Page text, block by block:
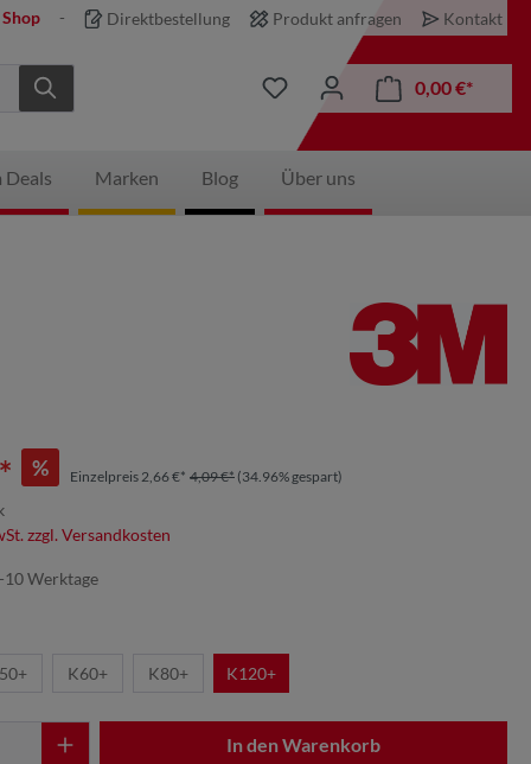
Direktbestellung Produkt anfragen Kontakt
0,00 €*
Deals Marken Blog Über uns
% Einzelpreis 2,66 €* 4,09 €* (34.96% gespart)
zzgl. Versandkosten
Werktage
K60+ K80+ K120+
In den Warenkorb